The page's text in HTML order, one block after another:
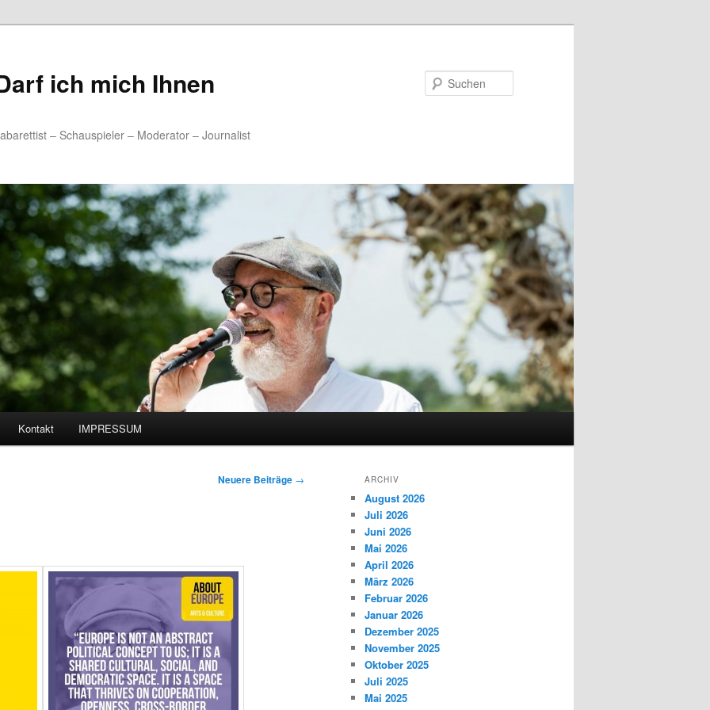
ich mich Ihnen
– Schauspieler – Moderator – Journalist
Kontakt IMPRESSUM
Neuere Beiträge → ARCHIV
August 2026
Juli 2026
Juni 2026
Mai 2026
April 2026
März 2026
Februar 2026
Januar 2026
Dezember 2025
November 2025
Oktober 2025
Juli 2025
Mai 2025